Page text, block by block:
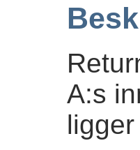
A:s